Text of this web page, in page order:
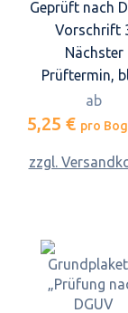
Geprüft nach
Vorschrift
Nächster
Prüftermin,
ab
5,25 € pro
zzgl.